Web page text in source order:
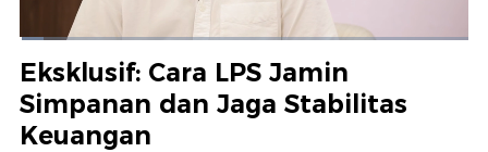
Berhenti
Suara
Hidup
Saat
Dimuat:
Eksklusif: Cara LPS Jamin
Simpanan dan Jaga Stabilitas
Keuangan